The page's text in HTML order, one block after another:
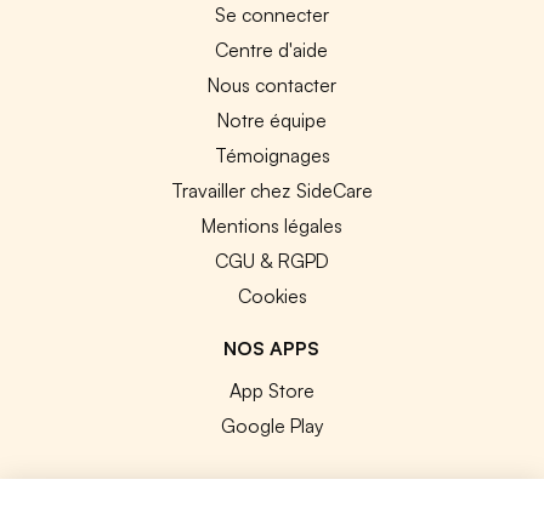
Se connecter
Centre d'aide
Nous contacter
Notre équipe
Témoignages
Travailler chez SideCare
Mentions légales
CGU & RGPD
Cookies
NOS APPS
App Store
Google Play